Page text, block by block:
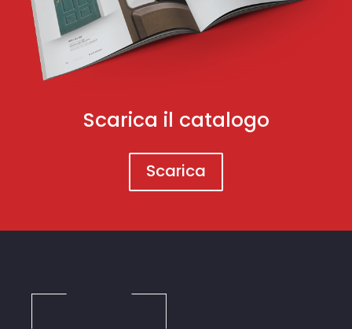
Scarica il catalogo
Scarica